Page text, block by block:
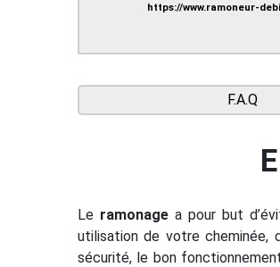
https://www.ramoneur-
F.A.Q
Le ramonagea pour but
utilisation de votre cheminée,
sécurité, le bon